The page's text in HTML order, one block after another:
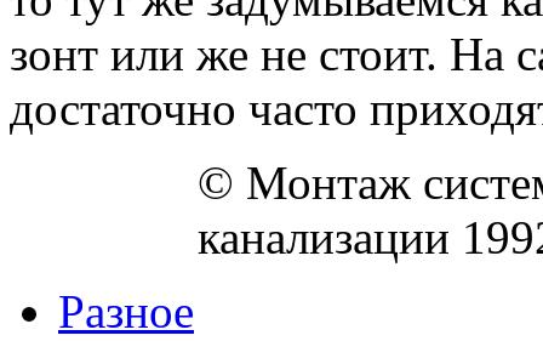
зонт или же не стоит. На
достаточно часто
© Монтаж
канализации
Разное